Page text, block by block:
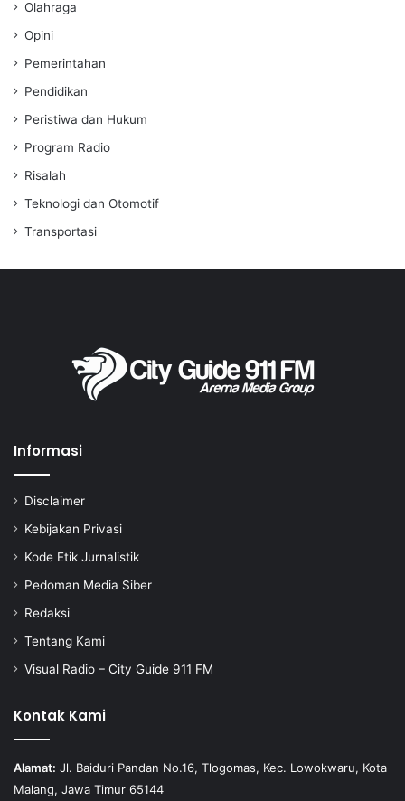
Olahraga
Opini
Pemerintahan
Pendidikan
Peristiwa dan Hukum
Program Radio
Risalah
Teknologi dan Otomotif
Transportasi
Informasi
Disclaimer
Kebijakan Privasi
Kode Etik Jurnalistik
Pedoman Media Siber
Redaksi
Tentang Kami
Visual Radio – City Guide 911 FM
Kontak Kami
Alamat: Jl. Baiduri Pandan No.16, Tlogomas, Kec. Lowokwaru, Kota
Malang, Jawa Timur 65144